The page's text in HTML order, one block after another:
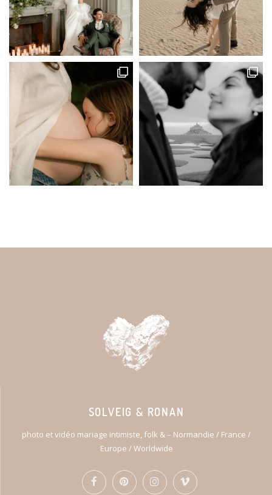
SOLVEIG & RONAN
photo et vidéo mariage intimiste, folk & – Normandie / France /
Europe / Worldwide